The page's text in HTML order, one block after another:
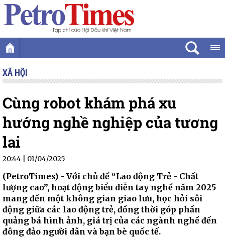
XÃ HỘI
Cùng robot khám phá xu
hướng nghề nghiệp của tương
lai
20:44 | 01/04/2025
(PetroTimes) - Với chủ đề “Lao động Trẻ - Chất
lượng cao”, hoạt động biểu diễn tay nghề năm 2025
mang đến một không gian giao lưu, học hỏi sôi
động giữa các lao động trẻ, đồng thời góp phần
quảng bá hình ảnh, giá trị của các ngành nghề đến
đông đảo người dân và bạn bè quốc tế.